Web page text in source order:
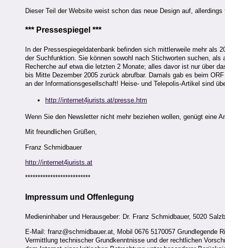
Dieser Teil der Website weist schon das neue Design auf,
*** Pressespiegel ***
In der Pressespiegeldatenbank befinden sich mittlerweile mehr als
der Suchfunktion. Sie können sowohl nach Stichworten suchen,
Recherche auf etwa die letzten 2 Monate; alles davor ist nur über
bis Mitte Dezember 2005 zurück abrufbar. Damals gab es beim
an der Informationsgesellschaft! Heise- und Telepolis-Artikel sind
http://internet4jurists.at/presse.htm
Wenn Sie den Newsletter nicht mehr beziehen wollen, genügt eine
Mit freundlichen Grüßen,
Franz Schmidbauer
http://internet4jurists.at
**************************
Impressum und Offenlegung
Medieninhaber und Herausgeber: Dr. Franz Schmidbauer, 5020
E-Mail: franz@schmidbauer.at, Mobil 0676 5170057 Grundlegende
Vermittlung technischer Grundkenntnisse und der rechtlichen